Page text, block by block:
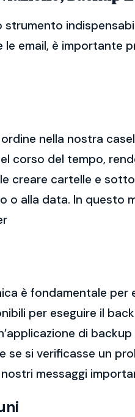
email, è importante
nella nostra
corso del tempo,
creare cartelle e
o alla data. In questo
è fondamentale per
per eseguire il
di
se si verificasse un
messaggi